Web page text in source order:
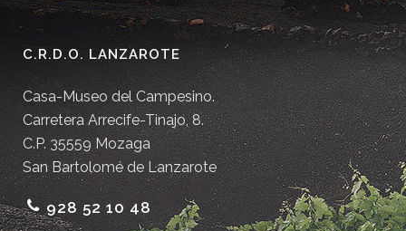
C.R.D.O. LANZAROTE
Casa-Museo del Campesino.
Carretera Arrecife-Tinajo, 8.
C.P. 35559 Mozaga
San Bartolomé de Lanzarote
928 52 10 48